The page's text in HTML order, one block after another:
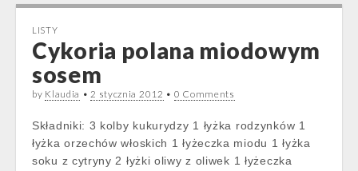
LISTY
Cykoria polana miodowym
sosem
by Klaudia •2 stycznia 2012 • 0 Comments
Składniki: 3 kolby kukurydzy 1 łyżka rodzynków 1
łyżka orzechów włoskich 1 łyżeczka miodu 1 łyżka
soku z cytryny 2 łyżki oliwy z oliwek 1 łyżeczka